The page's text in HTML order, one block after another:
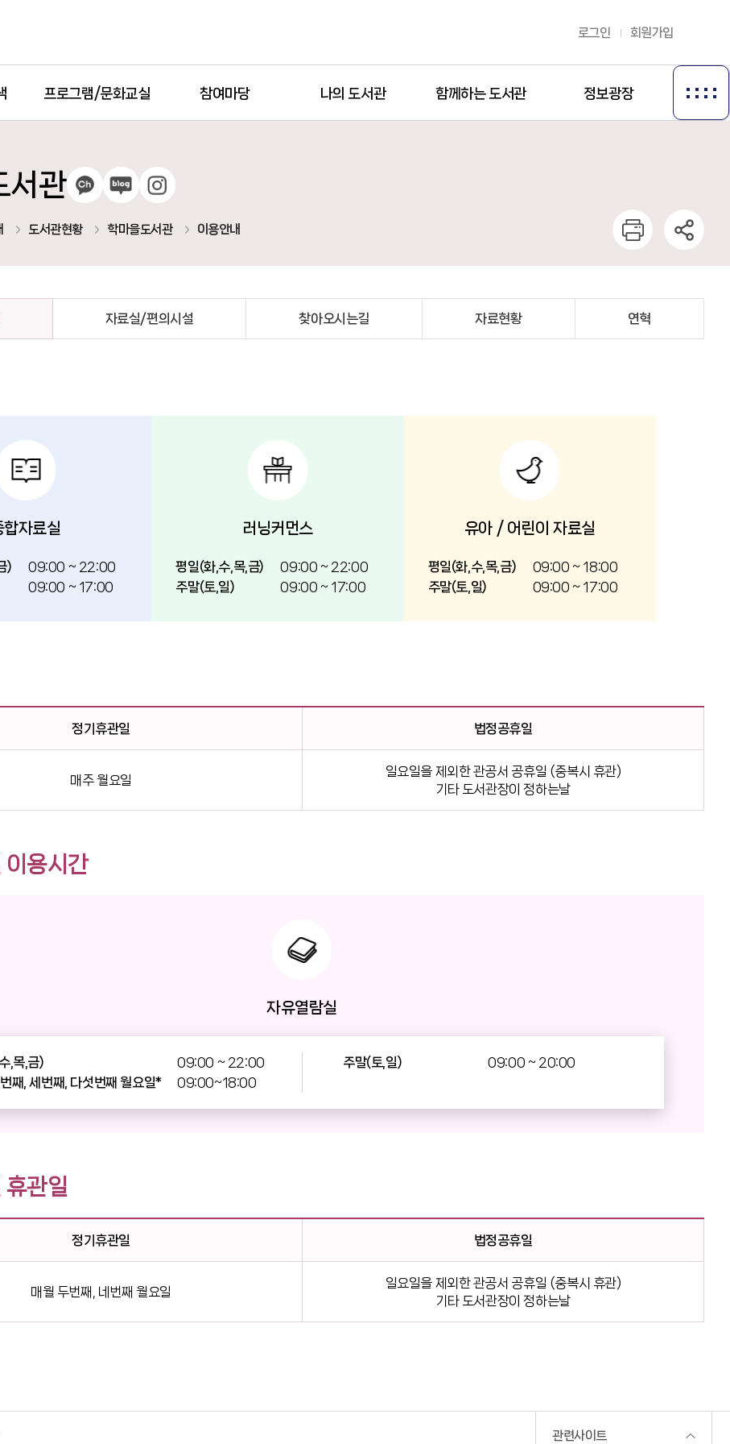
로그인 회원가입
프로그램/문화교실 참여마당 나의 도서관 함께하는 도서관 정보광장
서관카카오톡채널
블로그 인스타
도서관현황 학마을도서관 이용안내
자료실/편의시설 찾아오시는길 자료현황 연혁
합자료실
)
09:00 ~ 22:00
09:00 ~ 17:00
러닝커먼스
평일(화,수,목,금)
09:00 ~ 22:00
주말(토,일)
09:00 ~ 17:00
유아 / 어린이 자료실
평일(화,수,목,금)
09:00 ~ 18:00
주말(토,일)
09:00 ~ 17:00
정기휴관일 법정공휴일
매주 월요일
일요일을 제외한 관공서 공휴일 (중복시 휴관)
기타 도서관장이 정하는날
이용시간
자유열람실
,목,금)
09:00 ~ 22:00
째, 세번째, 다섯번째 월요일*
09:00~18:00
주말(토,일) 09:00 ~ 20:00
휴관일
정기휴관일 법정공휴일
매월 두번째, 네번째 월요일
일요일을 제외한 관공서 공휴일 (중복시 휴관)
기타 도서관장이 정하는날
관련사이트